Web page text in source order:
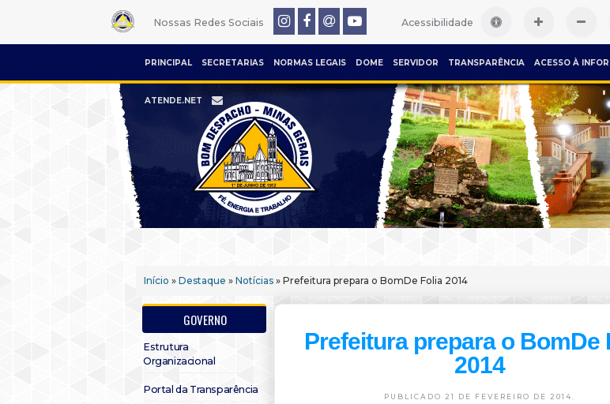
Nossas Redes Sociais Acessibilidade
PRINCIPAL SECRETARIAS NORMAS LEGAIS DOME SERVIDOR TRANSPARÊNCIA ACESSO À
ATENDE.NET
Início » Destaque » Notícias » Prefeitura prepara o BomDe Folia 2014
GOVERNO
Estrutura
Organizacional
Portal da Transparência
Prefeitura prepara o BomDe
2014
PUBLICADO 21 DE FEVEREIRO DE 2014.